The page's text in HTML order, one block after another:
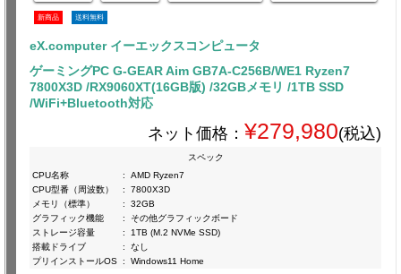
新商品 送料無料
eX.computer イーエックスコンピュータ
ゲーミングPC G-GEAR Aim GB7A-C256B/WE1 Ryzen7
7800X3D /RX9060XT(16GB版) /32GBメモリ /1TB SSD
/WiFi+Bluetooth対応
ネット価格： ¥279,980(税込)
スペック
CPU名称
:
AMD Ryzen7
CPU型番（周波数）
:
7800X3D
メモリ（標準）
:
32GB
グラフィック機能
:
その他グラフィックボード
ストレージ容量
:
1TB (M.2 NVMe SSD)
搭載ドライブ
:
なし
プリインストールOS : Windows11 Home